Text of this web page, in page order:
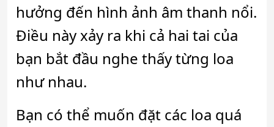
hưởng đến hình ảnh âm thanh nổi.
Điều này xảy ra khi cả hai tai của
bạn bắt đầu nghe thấy từng loa
như nhau.
Bạn có thể muốn đặt các loa quá